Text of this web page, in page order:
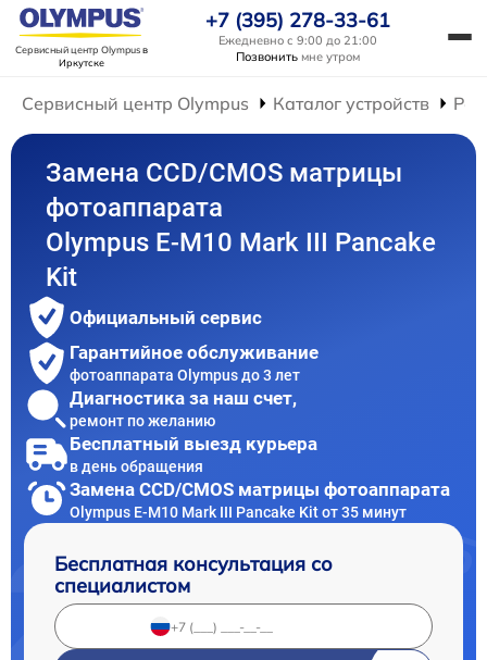
Сервисный центр Olympusв
Иркутске
+7 (395) 278-33-61
Ежедневно с 9:00 до 21:00
Позвонить мне утром
Сервисный центр Olympus Каталог устройств
Замена CCD/CMOS матрицы
фотоаппарата
Olympus E-M10 Mark III Pancake
Kit
Официальный сервис
Гарантийное обслуживание
фотоаппарата Olympus до 3 лет
Диагностика за наш счет,
ремонт по желанию
Бесплатный выезд курьера
в день обращения
Замена CCD/CMOS матрицы фотоаппарата
Olympus E-M10 Mark III Pancake Kit от 35 минут
Бесплатная консультация со
специалистом